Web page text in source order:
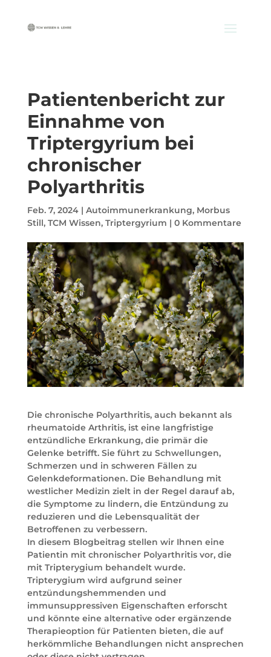
Patientenbericht zur
Einnahme von
Triptergyrium bei
chronischer
Polyarthritis
Feb. 7, 2024| Autoimmunerkrankung, Morbus
Still, TCM Wissen, Triptergyrium | 0 Kommentare
Die chronische Polyarthritis, auch bekannt als
rheumatoide Arthritis, ist eine langfristige
entzündliche Erkrankung, die primär die
Gelenke betrifft. Sie führt zu Schwellungen,
Schmerzen und in schweren Fällen zu
Gelenkdeformationen. Die Behandlung mit
westlicher Medizin zielt in der Regel darauf ab,
die Symptome zu lindern, die Entzündung zu
reduzieren und die Lebensqualität der
Betroffenen zu verbessern.
In diesem Blogbeitrag stellen wir Ihnen eine
Patientin mit chronischer Polyarthritis vor, die
mit Tripterygium behandelt wurde.
Tripterygium wird aufgrund seiner
entzündungshemmenden und
immunsuppressiven Eigenschaften erforscht
und könnte eine alternative oder ergänzende
Therapieoption für Patienten bieten, die auf
herkömmliche Behandlungen nicht ansprechen